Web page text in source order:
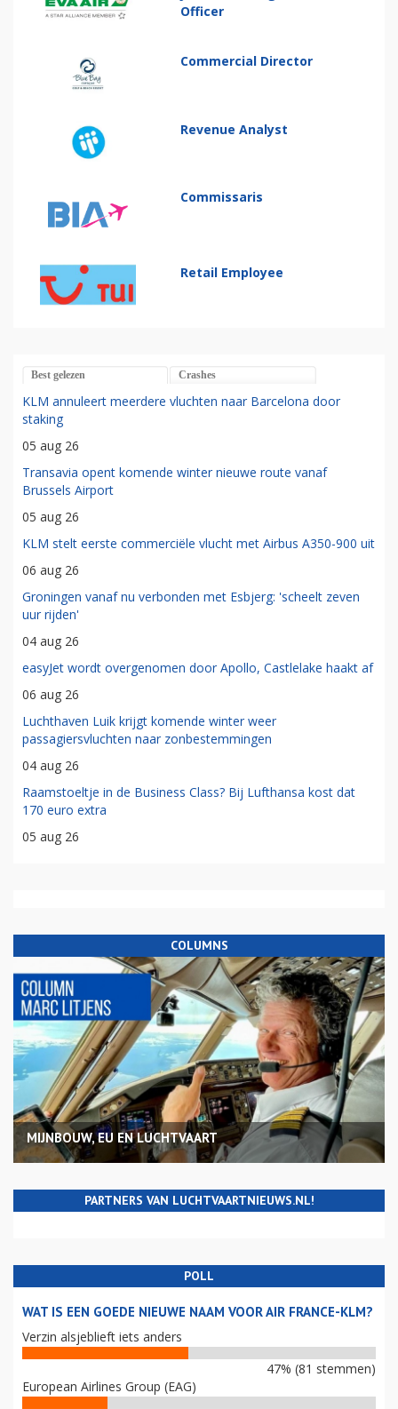
Officer
Commercial Director
Revenue Analyst
Commissaris
Retail Employee
Best gelezen Crashes
KLM annuleert meerdere vluchten naar Barcelona door
staking
05 aug 26
Transavia opent komende winter nieuwe route vanaf
Brussels Airport
05 aug 26
KLM stelt eerste commerciële vlucht met Airbus A350-900 uit
06 aug 26
Groningen vanaf nu verbonden met Esbjerg: 'scheelt zeven
uur rijden'
04 aug 26
easyJet wordt overgenomen door Apollo, Castlelake haakt af
06 aug 26
Luchthaven Luik krijgt komende winter weer
passagiersvluchten naar zonbestemmingen
04 aug 26
Raamstoeltje in de Business Class? Bij Lufthansa kost dat
170 euro extra
05 aug 26
COLUMNS
MIJNBOUW, EU EN LUCHTVAART
PARTNERS VAN LUCHTVAARTNIEUWS.NL!
POLL
WAT IS EEN GOEDE NIEUWE NAAM VOOR AIR FRANCE-KLM?
Verzin alsjeblieft iets anders
47% (81 stemmen)
European Airlines Group (EAG)